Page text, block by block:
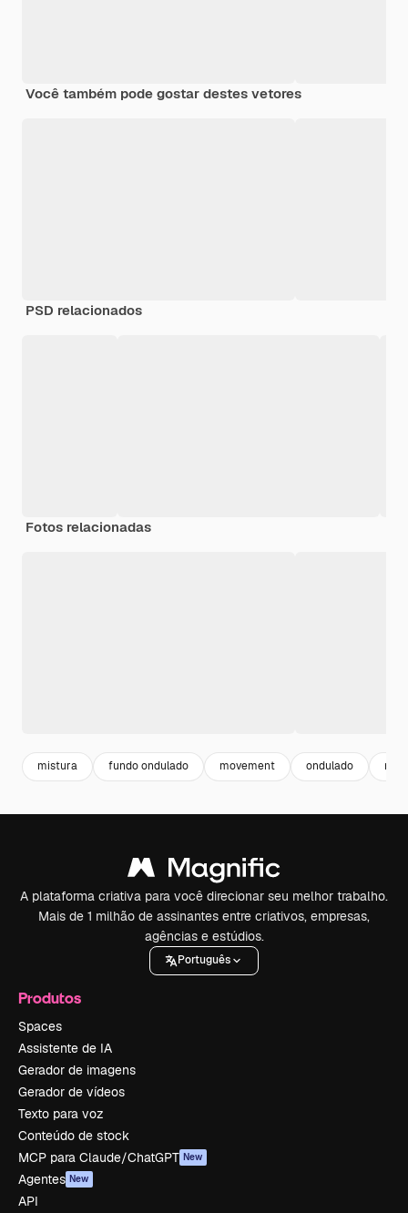
Você também pode gostar destes vetores
PSD relacionados
Fotos relacionadas
mistura fundo ondulado movement ondulado
A plataforma criativa para você direcionar seu melhor trabalho.
Mais de 1 milhão de assinantes entre criativos, empresas,
agências e estúdios.
Português
Produtos
Spaces
Assistente de IA
Gerador de imagens
Gerador de vídeos
Texto para voz
Conteúdo de stock
MCP para Claude/ChatGPT New
Agentes New
API